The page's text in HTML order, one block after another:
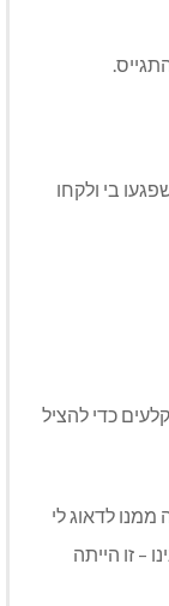
בי ולקחו
כדי להציל
לדאוג לי
– זו הייתה